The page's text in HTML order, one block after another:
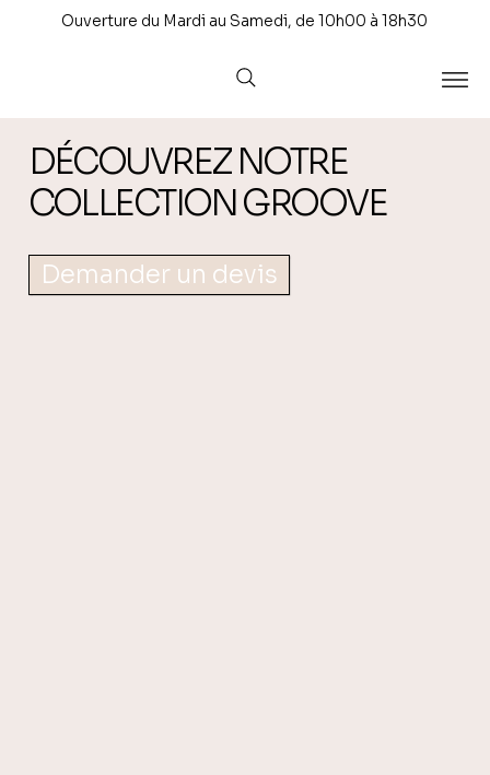
Ouverture du Mardi au Samedi, de 10h00 à 18h30
DÉCOUVREZ NOTRE
COLLECTION GROOVE
Demander un devis